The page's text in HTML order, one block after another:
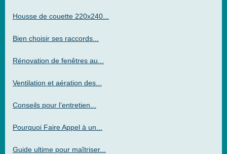
Housse de couette 220x240...
Bien choisir ses raccords...
Rénovation de fenêtres au...
Ventilation et aération des...
Conseils pour l’entretien...
Pourquoi Faire Appel à un...
Guide ultime pour maîtriser...